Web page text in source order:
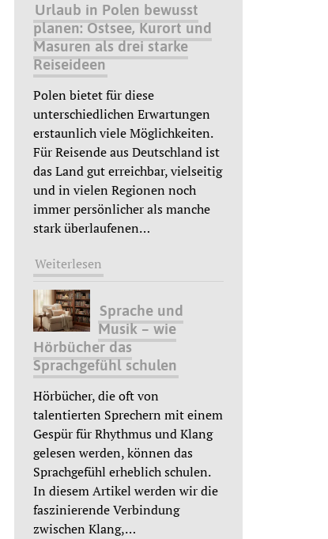
Urlaub in Polen bewusst
planen: Ostsee, Kurort und
Masuren als drei starke
Reiseideen
Polen bietet für diese
unterschiedlichen Erwartungen
erstaunlich viele Möglichkeiten.
Für Reisende aus Deutschland ist
das Land gut erreichbar, vielseitig
und in vielen Regionen noch
immer persönlicher als manche
stark überlaufenen…
Weiterlesen
Sprache und
Musik – wie
Hörbücher das
Sprachgefühl schulen
Hörbücher, die oft von
talentierten Sprechern mit einem
Gespür für Rhythmus und Klang
gelesen werden, können das
Sprachgefühl erheblich schulen.
In diesem Artikel werden wir die
faszinierende Verbindung
zwischen Klang,…